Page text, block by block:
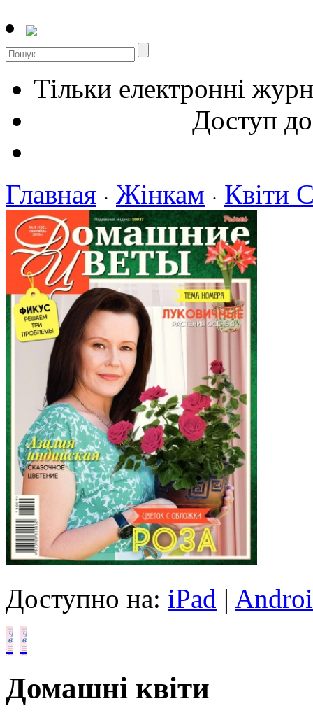
Тільки електронні
Доступ
Главная · Жінкам · Квіти
Доступно на: iPad |
Домашні квіти